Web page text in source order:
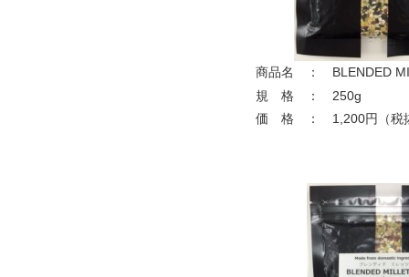
商品名 ： BLENDED
規 格 ： 250g
価 格 ： 1,200円（税